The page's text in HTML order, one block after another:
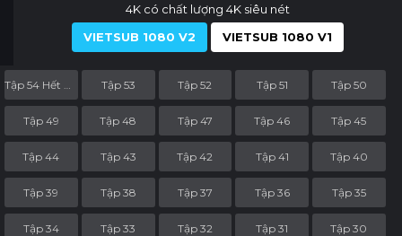
4K có chất lượng 4K siêu nét
VIETSUB 1080 V2
VIETSUB 1080 V1
Tập 53 Tập 52 Tập 51 Tập 50
Tập 49 Tập 48 Tập 47 Tập 46 Tập 45
Tập 44 Tập 43 Tập 42 Tập 41 Tập 40
Tập 39 Tập 38 Tập 37 Tập 36 Tập 35
Tập 34 Tập 33 Tập 32 Tập 31 Tập 30